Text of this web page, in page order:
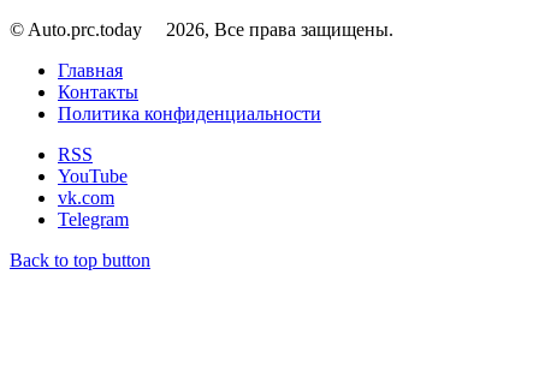
© Auto.prc.today
2026, Все права защищены.
Главная
Контакты
Политика конфиденциальности
RSS
YouTube
vk.com
Telegram
Back to top button